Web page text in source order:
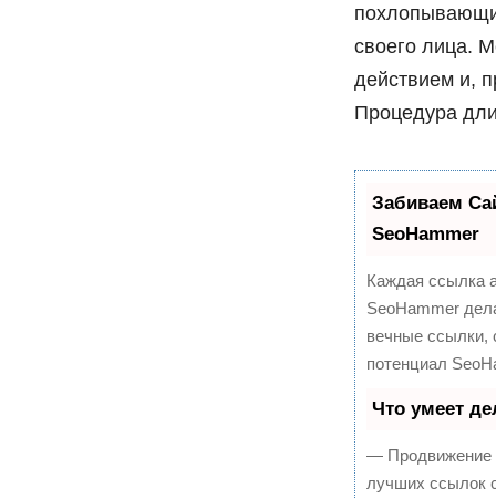
своего лица.
действием и,
Процедура
Забиваем
SeoHammer
Каждая ссылка
SeoHammer
вечные ссылки,
потенциал
Что умеет
— Продвижение
лучших ссылок